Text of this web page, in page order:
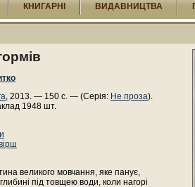
КНИГАРНІ ВИДАВНИЦТВА
, 2013. — 150 с. — (Серія: Не проза).
1948 шт.
великого мовчання, яке панує,
під товщею води, коли нагорі